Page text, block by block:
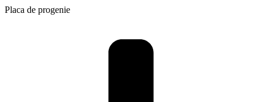
Placa de progenie